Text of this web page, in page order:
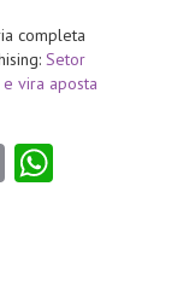
completa
Setor
vira aposta
E